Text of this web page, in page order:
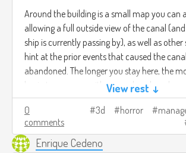
Around the building is a small map you can
allowing a full outside view of the canal
ship is currently passing by), as well as other
hint at the prior events that caused the
abandoned. The longer you stay here, the
begin to appears, with more abandoned or
appearances, and even some causing
near the building you may have to deal with.
The Art direction would be low-poly, similar
View rest ↓
0
comments
3d horror
Enrique Cedeno